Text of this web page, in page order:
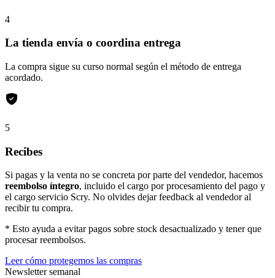
4
La tienda envía o coordina entrega
La compra sigue su curso normal según el método de entrega
acordado.
5
Recibes
Si pagas y la venta no se concreta por parte del vendedor, hacemos
reembolso íntegro, incluido el cargo por procesamiento del pago y
el cargo servicio Scry. No olvides dejar feedback al vendedor al
recibir tu compra.
* Esto ayuda a evitar pagos sobre stock desactualizado y tener que
procesar reembolsos.
Leer cómo protegemos las compras
Newsletter semanal